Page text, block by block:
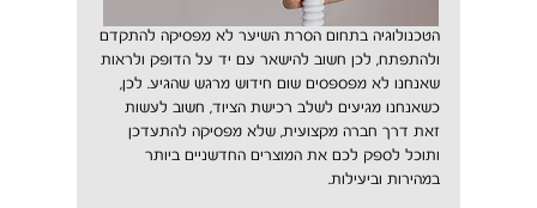
הטכנולוגיה בתחום הסרת השיער לא מפסיקה להתקדם
ולהתפתח, לכן חשוב להישאר עם יד על הדופק ולראות
שאנחנו לא מפספסים שום חידוש מרגש שהגיע. לכן,
כשאנחנו מגיעים לשלב רכישת הציוד, חשוב לעשות
זאת דרך חברה מקצועית, שלא מפסיקה להתעדכן
ותוכל לספק לכם את המוצרים החדשניים ביותר
במהירות וביעילות.